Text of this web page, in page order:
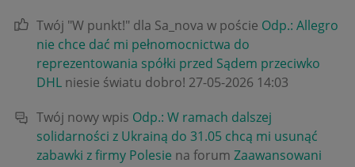
Twój "W punkt!" dla Sa_nova w poście Odp.: Allegro
nie chce dać mi pełnomocnictwa do
reprezentowania spółki przed Sądem przeciwko
DHL niesie światu dobro! ‎27-05-2026 14:03
Twój nowy wpis Odp.: W ramach dalszej
solidarności z Ukrainą do 31.05 chcą mi usunąć
zabawki z firmy Polesie na forum Zaawansowani